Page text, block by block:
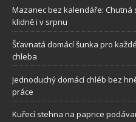
Mazanec bez kalendáře: Chutná
klidně i v srpnu
Šťavnatá domácí šunka pro
chleba
Jednoduchý domácí chléb bez
práce
Kuřecí stehna na paprice